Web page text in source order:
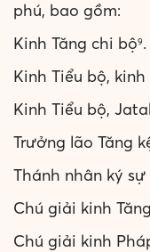
phú, bao gồm:
Kinh Tăng chi bộ9.
Kinh Tiểu bộ,
Kinh Tiểu bộ,
Trưởng lão Tăng
Thánh nhân ký sự
Chú giải kinh
Chú giải kinh